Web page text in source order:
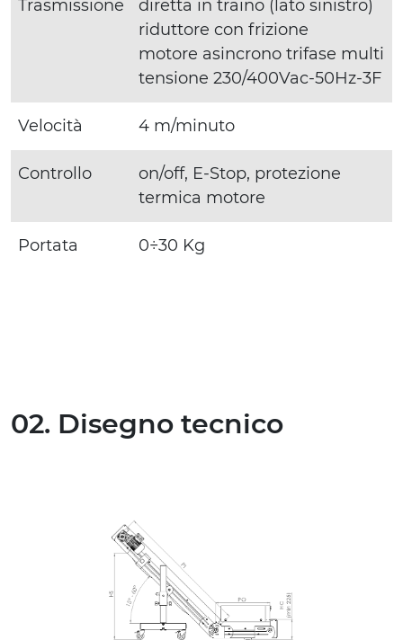
Trasmissione
diretta in traino (lato sinistro)
riduttore con frizione
motore asincrono trifase multi
tensione 230/400Vac-50Hz-3F
Velocità 4 m/minuto
Controllo
on/off, E-Stop, protezione
termica motore
Portata 0÷30 Kg
02. Disegno tecnico